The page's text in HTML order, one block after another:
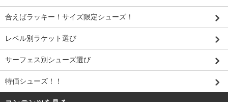
合えばラッキー！サイズ限定シューズ！
レベル別ラケット選び
サーフェス別シューズ選び
特価シューズ！！